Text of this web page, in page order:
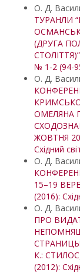
О. Д.
ТУРАНЛИ
(ДРУГА
№ 1-2 (94-
О. Д.
ОМЕЛЯНА
ЖОВТНЯ
Східний
О. Д.
15–19
(2016):
О. Д.
ПРО
К.:
(2012):